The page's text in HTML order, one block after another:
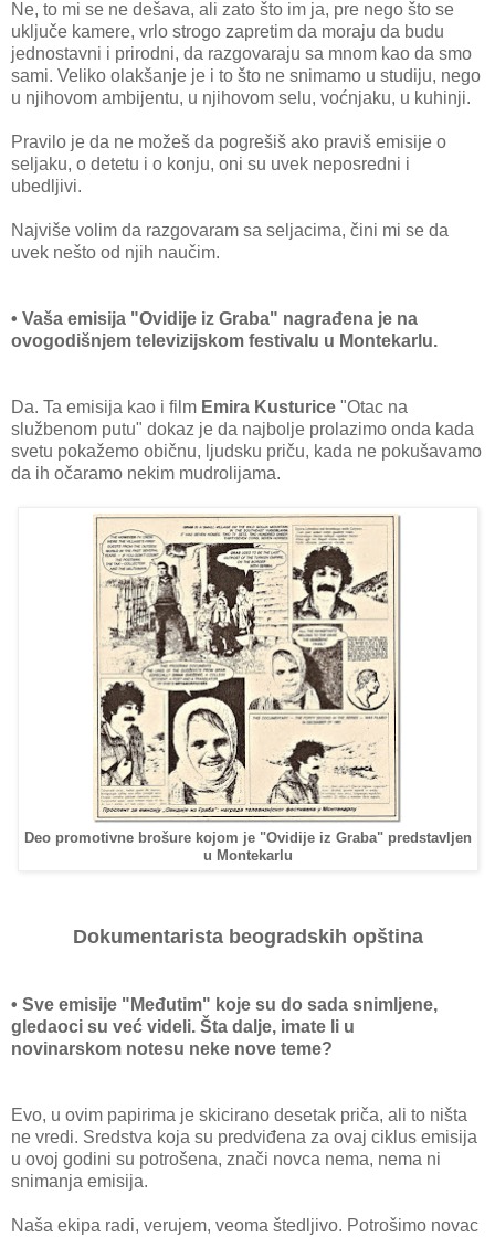
Ne, to mi se ne dešava, ali zato što im ja, pre nego što se
uključe kamere, vrlo strogo zapretim da moraju da budu
jednostavni i prirodni, da razgovaraju sa mnom kao da smo
sami. Veliko olakšanje je i to što ne snimamo u studiju, nego
u njihovom ambijentu, u njihovom selu, voćnjaku, u kuhinji.
Pravilo je da ne možeš da pogrešiš ako praviš emisije o
seljaku, o detetu i o konju, oni su uvek neposredni i
ubedljivi.
Najviše volim da razgovaram sa seljacima, čini mi se da
uvek nešto od njih naučim.
• Vaša emisija "Ovidije iz Graba" nagrađena je na
ovogodišnjem televizijskom festivalu u Montekarlu.
Da. Ta emisija kao i film Emira Kusturice "Otac na
službenom putu" dokaz je da najbolje prolazimo onda kada
svetu pokažemo običnu, ljudsku priču, kada ne pokušavamo
da ih očaramo nekim mudrolijama.
Deo promotivne brošure kojom je "Ovidije iz Graba" predstavljen
u Montekarlu
Dokumentarista beogradskih opština
• Sve emisije "Međutim" koje su do sada snimljene,
gledaoci su već videli. Šta dalje, imate li u
novinarskom notesu neke nove teme?
Evo, u ovim papirima je skicirano desetak priča, ali to ništa
ne vredi. Sredstva koja su predviđena za ovaj ciklus emisija
u ovoj godini su potrošena, znači novca nema, nema ni
snimanja emisija.
Naša ekipa radi, verujem, veoma štedljivo. Potrošimo novac